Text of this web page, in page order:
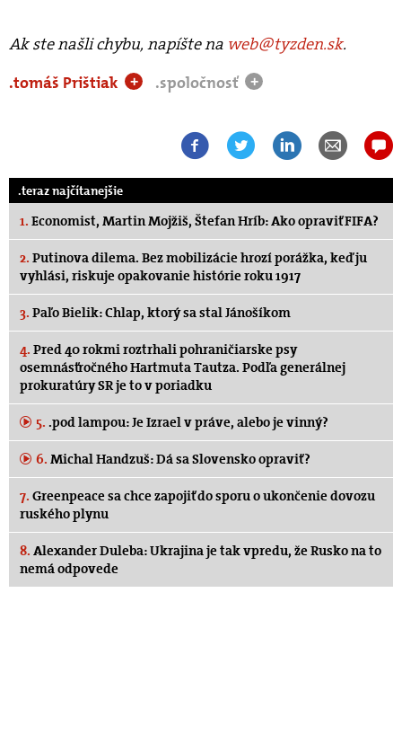
Ak ste našli chybu, napíšte na web@tyzden.sk.
.tomáš Prištiak
+ .spoločnosť +
.teraz najčítanejšie
1. Economist, Martin Mojžiš, Štefan Hríb: Ako opraviť FIFA?
2. Putinova dilema. Bez mobilizácie hrozí porážka, keď ju
vyhlási, riskuje opakovanie histórie roku 1917
3. Paľo Bielik: Chlap, ktorý sa stal Jánošíkom
4. Pred 40 rokmi roztrhali pohraničiarske psy
osemnásťročného Hartmuta Tautza. Podľa generálnej
prokuratúry SR je to v poriadku
5. .pod lampou: Je Izrael v práve, alebo je vinný?
6. Michal Handzuš: Dá sa Slovensko opraviť?
7. Greenpeace sa chce zapojiť do sporu o ukončenie dovozu
ruského plynu
8. Alexander Duleba: Ukrajina je tak vpredu, že Rusko na to
nemá odpovede